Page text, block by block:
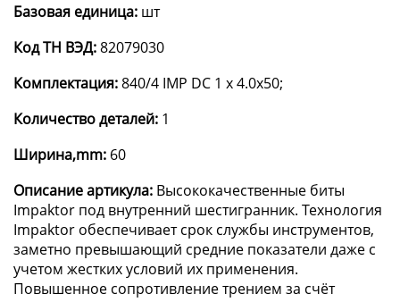
Базовая единица: шт
Код ТН ВЭД:82079030
Комплектация:840/4 IMP DC 1 x 4.0x50;
Количество деталей: 1
Ширина,mm: 60
Описание артикула: Высококачественныe биты
Impaktor под внутренний шестигранник. Технология
Impaktor обеспечивает срок службы инструментов,
заметно превышающий средние показатели даже с
учетом жестких условий их применения.
Повышенное сопротивление трением за счёт